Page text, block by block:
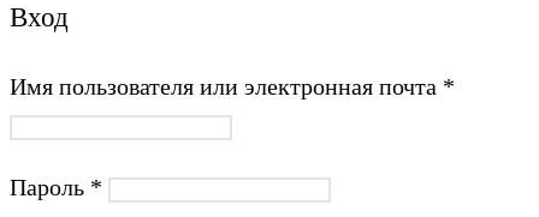
Вход
Имя пользователя или электронная почта *
Пароль *